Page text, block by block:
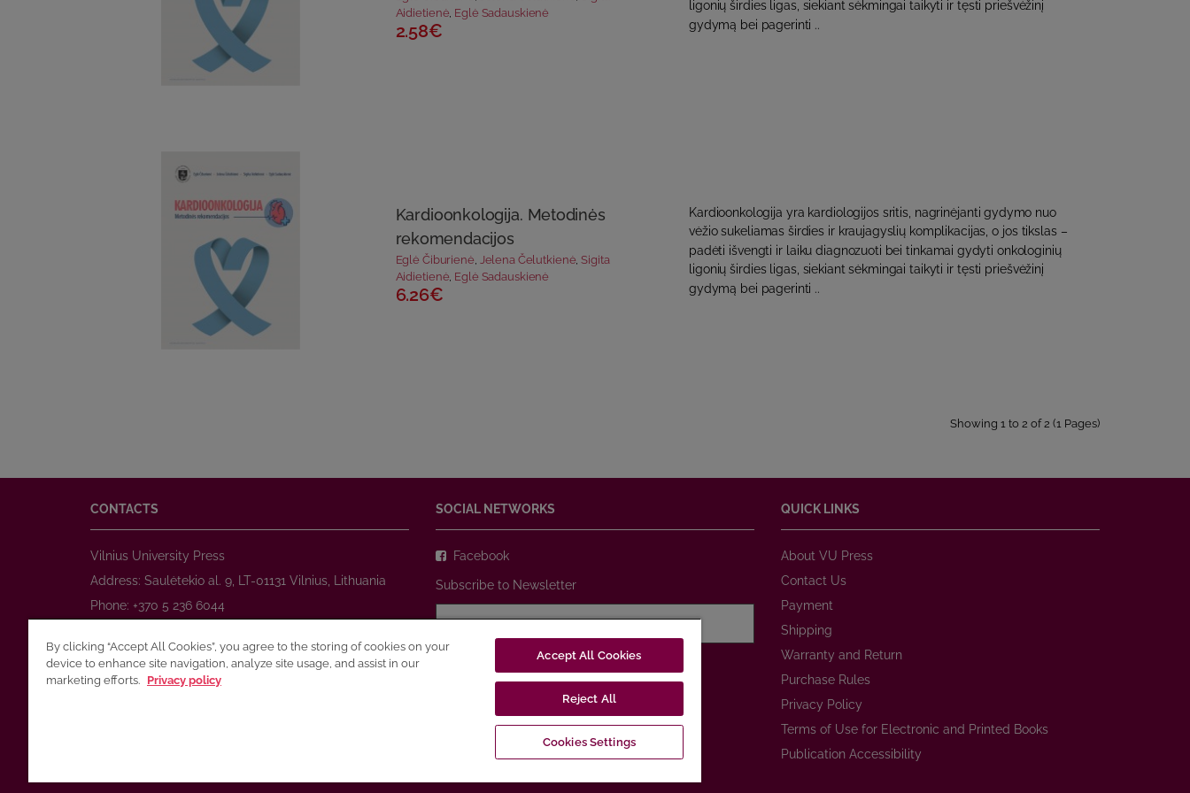
Aidietienė, Eglė Sadauskienė
2.58€
ligonių širdies ligas, siekiant sėkmingai taikyti ir tęsti priešvėžinį
gydymą bei pagerinti ..
Kardioonkologija. Metodinės
rekomendacijos
Eglė Čiburienė Jelena Čelutkienė ,Sigita
Aidietienė, Eglė Sadauskienė
6.26€
Kardioonkologija yra kardiologijos sritis, nagrinėjanti gydymo nuo
vėžio sukeliamas širdies ir kraujagyslių komplikacijas, o jos tikslas –
padėti išvengti ir laiku diagnozuoti bei tinkamai gydyti onkologinių
ligonių širdies ligas, siekiant sėkmingai taikyti ir tęsti priešvėžinį
gydymą bei pagerinti ..
Showing 1 to 2 of 2 (1 Pages)
CONTACTS
Vilnius University Press
Address: Saulėtekio al. 9, LT-01131 Vilnius, Lithuania
Phone: +370 5 236 6044
E-mail:prekyba@leidykla.vu.lt
www.journals.vu.lt
SOCIAL NETWORKS
Facebook
Subscribe to Newsletter
Privacy Policy
QUICK LINKS
About VU Press
Contact Us
Payment
Shipping
Warranty and Return
Purchase Rules
Privacy Policy
Terms of Use for Electronic and Printed Books
Publication Accessibility
By clicking “Accept All Cookies”, you agree to the storing of cookies on your
device to enhance site navigation, analyze site usage, and assist in our
marketing efforts. Privacy policy
Accept All Cookies
Reject All
Cookies Settings